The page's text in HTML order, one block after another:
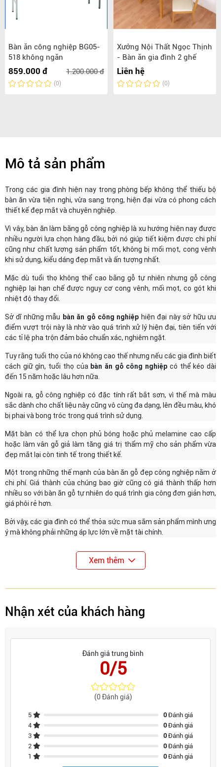
Bàn ăn công nghiệp BG05-
518 không ngăn
859.000 đ 1.200.000 đ
(0)
Xưởng Nội Thất Ngọc Thịnh
- Bàn ăn gia đình 2 ghế
Liên hệ
(0)
Mô tả sản phẩm
Trong các gia đình hiện nay trong phòng bếp không thể thiếu bộ
bàn ăn vừa tiện nghi, vừa sang trọng, hiện đại vừa có phong cách
thiết kế đẹp mắt và chuyên nghiệp.
Vì vây, bàn ăn làm bằng gỗ công nghiệp là xu hướng hiện nay được
nhiều người lựa chọn hàng đầu, bởi nó giúp tiết kiệm được chi phí
cũng như chất lượng sản phẩm tốt, không bị mối mọt, cong vênh
khi sử dụng, kiểu dáng đẹp mắt và ấn tượng nhất.
Mặc dù tuổi thọ không thể cao bằng gỗ tự nhiên nhưng gỗ công
nghiệp lại hạn chế được nguy cơ cong vênh, mối mọt, co gót khi
nhiệt độ thay đổi.
Sở dĩ những mẫu bàn ăn gỗ công nghiệp hiện đại này sở hữu ưu
điểm vượt trội này là nhờ vào quá trình xử lý hiện đại, tiên tiến với
các tỉ lệ pha trộn đảm bảo chuẩn xác, nghiêm ngặt.
Tuy rằng tuổi thọ của nó không cao thế nhưng nếu các gia đình biết
cách giữ gìn, tuổi thọ của bàn ăn gỗ công nghiệp có thể kéo dài
đến 15 năm hoặc lâu hơn nữa.
Ngoài ra, gỗ công nghiệp có đặc tính rất bắt sơn, vì thế mà màu
sắc dành cho chất liệu này cũng vô cùng đa dạng, lên đều màu, khó
bị phai và bong tróc trong quá trình sử dụng.
Mặt bàn có thể lựa chọn phủ bóng hoặc phủ melamine cao cấp
hoặc làm vân gỗ giả làm tăng giá trị thẩm mỹ cho sản phẩm vừa
đẹp mắt lại còn tinh tế trong thiết kế.
Một trong những thế mạnh của bàn ăn gỗ đẹp công nghiệp nằm ở
chi phí. Giá thành của chúng bao giờ cũng có giá thành thấp hơn
nhiều so với bàn ăn gỗ tự nhiên do quá trình gia công đơn giản hơn,
giá phôi rẻ hơn.
Bởi vậy, các gia đình có thể thỏa sức mua sắm sản phẩm mình ưng
ý mà không phải những áp lực lớn về mặt tài chính.
Xem thêm
Nhận xét của khách hàng
Đánh giá trung bình
0/5
(0 Đánh giá)
5 0Đánh giá
4
0Đánh giá
3
0Đánh giá
2
0Đánh giá
1
0Đánh giá